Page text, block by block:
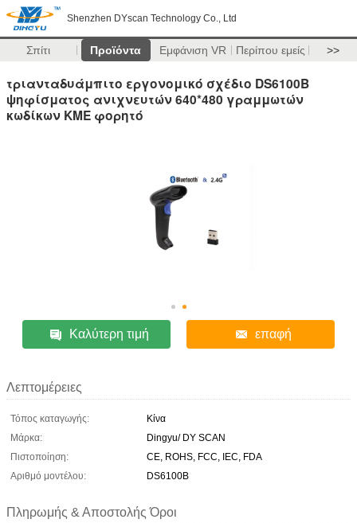
Shenzhen DYscan Technology Co., Ltd
Σπίτι Προϊόντα Εμφάνιση VR Περίπου εμείς >>
τριανταδυάμπιτο εργονομικό σχέδιο DS6100B
ψηφίσματος ανιχνευτών 640*480 γραμμωτών
κωδίκων ΚΜΕ φορητό
Καλύτερη τιμή επαφή
Λεπτομέρειες
Τόπος καταγωγής:
Κίνα
Μάρκα:
Dingyu/ DY SCAN
Πιστοποίηση:
CE, ROHS, FCC, IEC, FDA
Αριθμό μοντέλου:
DS6100B
Πληρωμής & Αποστολής Όροι